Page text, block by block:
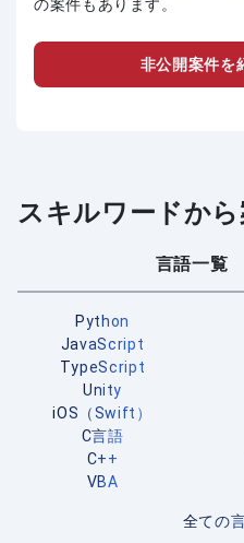
の案件もあります。
非公開案件を
スキルワードか
言語一覧
Python
JavaScript
TypeScript
Unity
iOS（Swift）
C言語
C++
VBA
全ての